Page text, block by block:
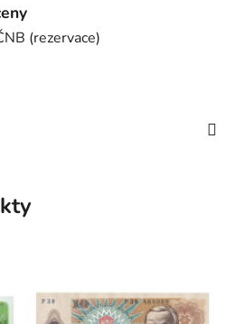
(rezervace)